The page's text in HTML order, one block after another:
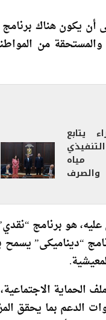
يكون هناك برنامج
والمستحقة من
مياه
هو برنامج
“ديناميكى”
الحماية
الدعم بما يحقق
الأولى بالرعاية.